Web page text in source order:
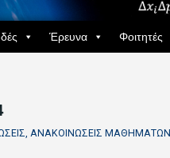
Έρευνα Φοιτητές
, ΑΝΑΚΟΙΝΏΣΕΙΣ ΜΑΘΗΜΆΤΩΝ